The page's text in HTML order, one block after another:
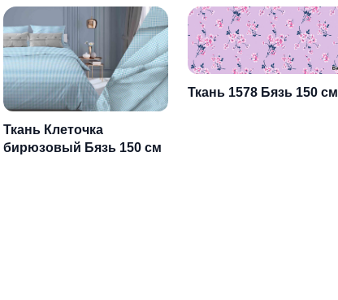
Ткань Клеточка
бирюзовый Бязь 150 см
Ткань 1578 Бязь 150 см